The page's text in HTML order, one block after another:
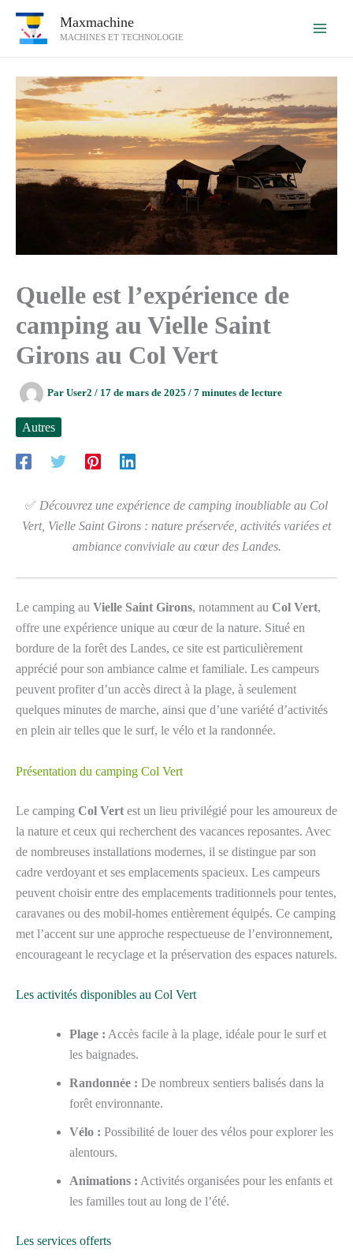
Maxmachine
MACHINES ET TECHNOLOGIE
Quelle est l’expérience de
camping au Vielle Saint
Girons au Col Vert
Par User2 / 17 de mars de 2025 / 7 minutes de lecture
Autres
✅ Découvrez une expérience de camping inoubliable au Col
Vert, Vielle Saint Girons : nature préservée, activités variées et
ambiance conviviale au cœur des Landes.
Le camping au Vielle Saint Girons, notamment au Col Vert,
offre une expérience unique au cœur de la nature. Situé en
bordure de la forêt des Landes, ce site est particulièrement
apprécié pour son ambiance calme et familiale. Les campeurs
peuvent profiter d’un accès direct à la plage, à seulement
quelques minutes de marche, ainsi que d’une variété d’activités
en plein air telles que le surf, le vélo et la randonnée.
Présentation du camping Col Vert
Le camping Col Vert est un lieu privilégié pour les amoureux de
la nature et ceux qui recherchent des vacances reposantes. Avec
de nombreuses installations modernes, il se distingue par son
cadre verdoyant et ses emplacements spacieux. Les campeurs
peuvent choisir entre des emplacements traditionnels pour tentes,
caravanes ou des mobil-homes entièrement équipés. Ce camping
met l’accent sur une approche respectueuse de l’environnement,
encourageant le recyclage et la préservation des espaces naturels.
Les activités disponibles au Col Vert
Plage : Accès facile à la plage, idéale pour le surf et
les baignades.
Randonnée : De nombreux sentiers balisés dans la
forêt environnante.
Vélo : Possibilité de louer des vélos pour explorer les
alentours.
Animations : Activités organisées pour les enfants et
les familles tout au long de l’été.
Les services offerts